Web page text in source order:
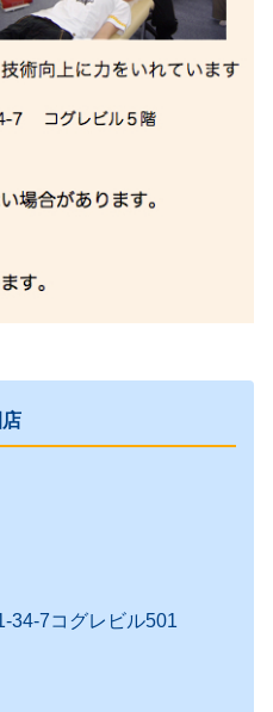
34-7コグレビル501